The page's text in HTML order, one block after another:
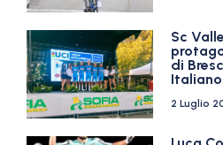
Sc
di
Italiano
2 Luglio